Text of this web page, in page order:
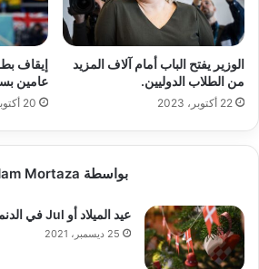
الوزير يفتح الباب أمام آلاف المزيد
من الطلاب الدوليين.
22 أكتوبر، 2023
إيقاف
عامين
20 أكتوبر، 2023
بواسطة Adam Mortaza
عيد الميلاد أو Jul في الدنمارك
25 ديسمبر، 2021